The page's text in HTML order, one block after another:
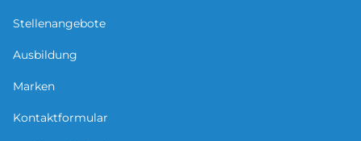
Stellenangebote
Ausbildung
Marken
Kontaktformular